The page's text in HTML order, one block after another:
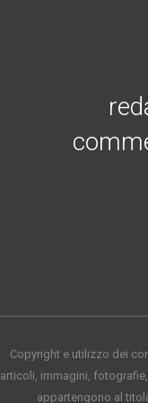
Copyright e utilizzo dei
articoli, immagini,
appartengono al